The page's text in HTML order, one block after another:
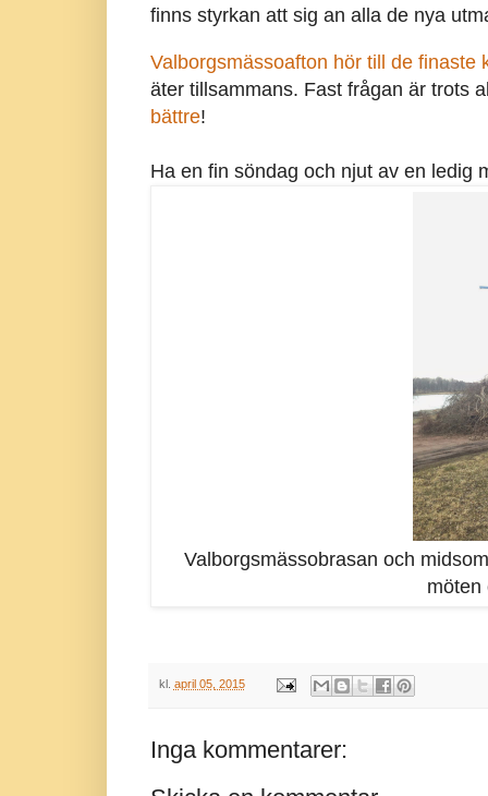
finns styrkan att sig an alla de nya
Valborgsmässoafton hör till de finaste
äter tillsammans. Fast frågan är trots
bättre!
Ha en fin söndag och njut av en ledig
Valborgsmässobrasan och
möten
kl. april 05, 2015
Inga kommentarer: